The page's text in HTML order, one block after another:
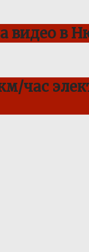
видео в
час